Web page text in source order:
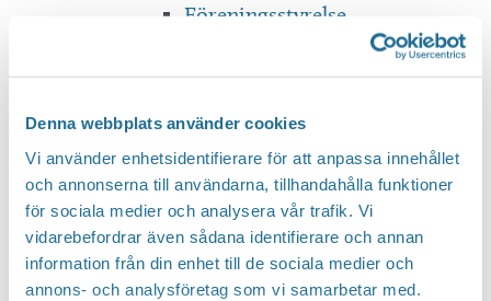
Denna webbplats använder cookies
Vi använder enhetsidentifierare för att anpassa innehållet
och annonserna till användarna, tillhandahålla funktioner
för sociala medier och analysera vår trafik. Vi
vidarebefordrar även sådana identifierare och annan
information från din enhet till de sociala medier och
annons- och analysföretag som vi samarbetar med.
Föreningsstyrelse
Dokument & Rapporter
Translate
Hittar du inte vad du söker?